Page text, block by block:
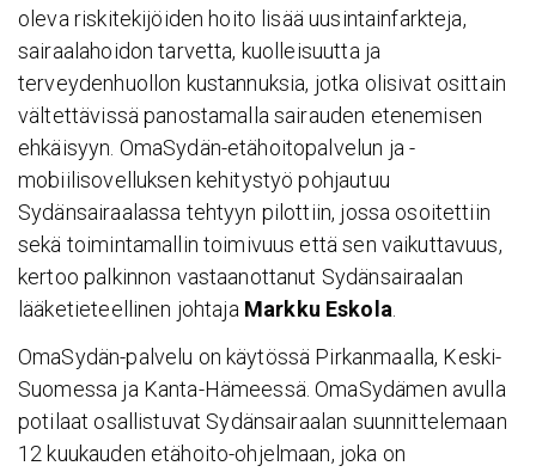
oleva riskitekijöiden hoito lisää uusintainfarkteja,
sairaalahoidon tarvetta, kuolleisuutta ja
terveydenhuollon kustannuksia, jotka olisivat osittain
vältettävissä panostamalla sairauden etenemisen
ehkäisyyn. OmaSydän-etähoitopalvelun ja -
mobiilisovelluksen kehitystyö pohjautuu
Sydänsairaalassa tehtyyn pilottiin, jossa osoitettiin
sekä toimintamallin toimivuus että sen vaikuttavuus,
kertoo palkinnon vastaanottanut Sydänsairaalan
lääketieteellinen johtaja Markku Eskola
OmaSydän-palvelu on käytössä Pirkanmaalla, Keski-
Suomessa ja Kanta-Hämeessä. OmaSydämen avulla
potilaat osallistuvat Sydänsairaalan suunnittelemaan
12 kuukauden etähoito-ohjelmaan, joka on